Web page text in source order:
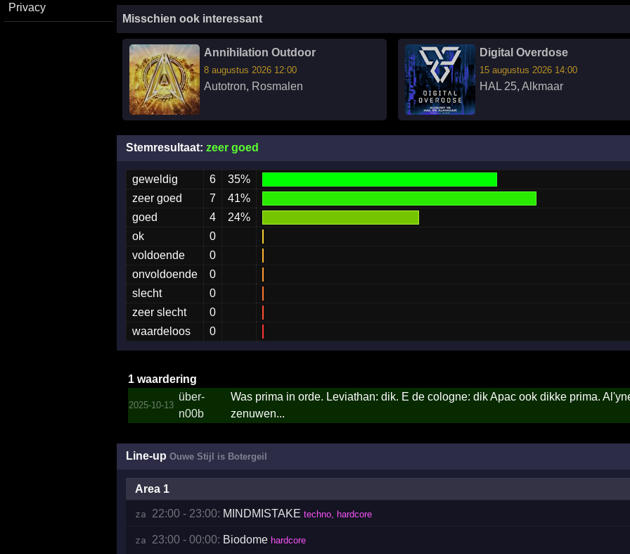
Privacy
Misschien ook interessant
Annihilation Outdoor
8 augustus 2026 12:00
Autotron, Rosmalen
Digital Overdose
15 augustus 2026 14:00
HAL 25,Alkmaar
Stemresultaat: zeer goed
geweldig 6
35%
zeer goed
7
41%
goed
4
24%
ok
0
voldoende
0
onvoldoende
0
slecht
0
zeer slecht
0
waardeloos
0
1 waardering
2025-10-13
über-
n00b
Was prima in orde. Leviathan: dik. E de cologne: dik Apac ook dikke prima.
zenuwen...
Line-up Ouwe Stijl is Botergeil
Area 1
za 22:00 - 23:00: MINDMISTAKE techno, hardcore
za 23:00 - 00:00: Biodome hardcore